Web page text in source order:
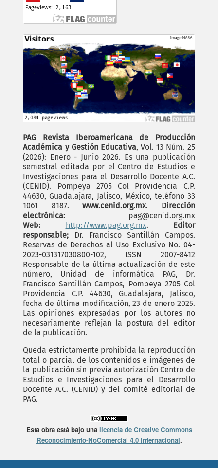
PAG Revista Iberoamericana de Producción
Académica y Gestión Educativa, Vol. 13 Núm. 25
(2026): Enero - Junio 2026. Es una publicación
semestral editada por el Centro de Estudios e
Investigaciones para el Desarrollo Docente A.C.
(CENID). Pompeya 2705 Col Providencia C.P.
44630, Guadalajara, Jalisco, México, teléfono 33
1061 8187.www.cenid.org.mx. Dirección
electrónica: pag@cenid.org.mx
Web:
http://www.pag.org.mx.
Editor
responsable; Dr. Francisco Santillán Campos.
Reservas de Derechos al Uso Exclusivo No: 04-
2023-031317030800-102, ISSN 2007-8412
Responsable de la última actualización de este
número, Unidad de informática PAG, Dr.
Francisco Santillán Campos, Pompeya 2705 Col
Providencia C.P. 44630, Guadalajara, Jalisco,
fecha de última modificación, 23 de enero 2025.
Las opiniones expresadas por los autores no
necesariamente reflejan la postura del editor
de la publicación.
Queda estrictamente prohibida la reproducción
total o parcial de los contenidos e imágenes de
la publicación sin previa autorización Centro de
Estudios e Investigaciones para el Desarrollo
Docente A.C. (CENID) y del comité editorial de
PAG.
Esta obra está bajo una licencia de Creative Commons
Reconocimiento-NoComercial 4.0 Internacional.